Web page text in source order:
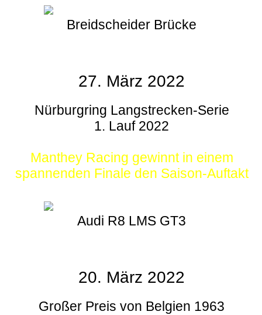
Breidscheider Brücke
27. März 2022
Nürburgring Langstrecken-Serie
1. Lauf 2022
Manthey Racing gewinnt in einem
spannenden Finale den Saison-Auftakt
Audi R8 LMS GT3
20. März 2022
Großer Preis von Belgien 1963